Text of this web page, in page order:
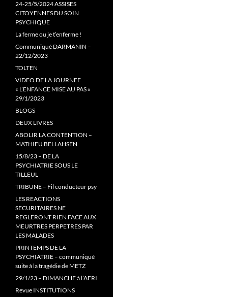
24-25/5/2024 ASSISES
CITOYENNES DU SOIN
PSYCHIQUE
La ferme ou je t’enferme !
Communiqué DARMANIN –
22/12/2023
TOLTEN
VIDEO DE LA JOURNEE
« L’ENFANCE MISE AU PAS »
29/1/2023
BLOGS
DEUX LIVRES
ABOLIR LA CONTENTION –
MATHIEU BELLAHSEN
15/8/23 – DE LA
PSYCHIATRIE SOUS LE
TILLEUL
TRIBUNE – Fil conducteur psy
LES REACTIONS
SECURITAIRES NE
REGLERONT RIEN FACE AUX
MEURTRES PERPETRES PAR
LES MALADES
PRINTEMPS DE LA
PSYCHIATRIE – communiqué
suite à la tragédie de METZ
29/1/23 – DIMANCHE à l’AERI
Revue INSTITUTIONS